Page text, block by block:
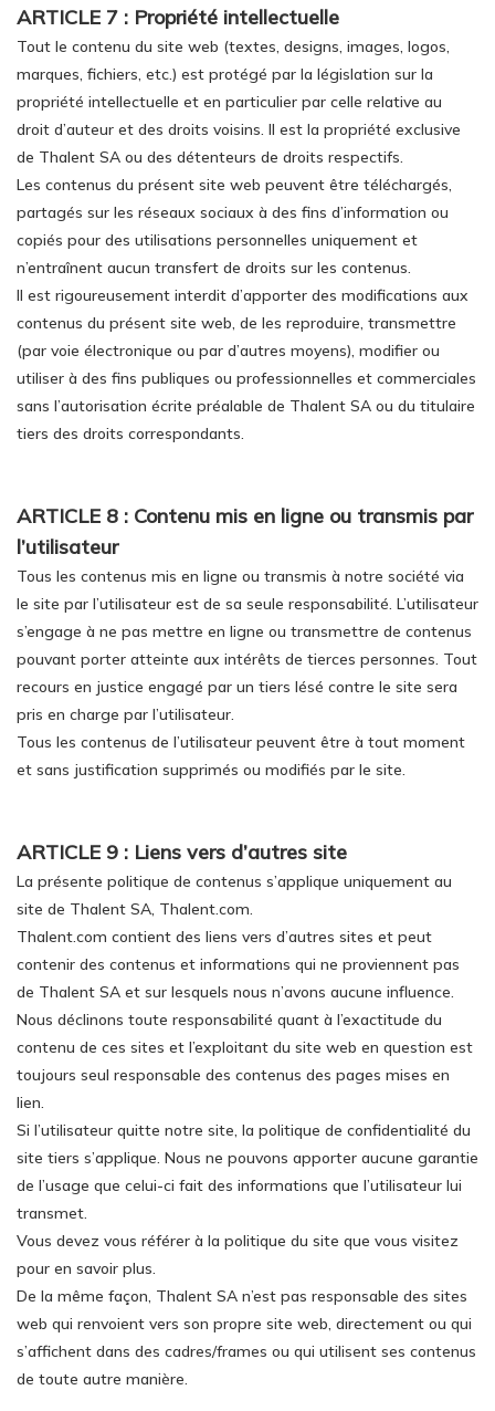
ARTICLE 7 : Propriété intellectuelle
Tout le contenu du site web (textes, designs, images, logos,
marques, fichiers, etc.) est protégé par la législation sur la
propriété intellectuelle et en particulier par celle relative au
droit d’auteur et des droits voisins. Il est la propriété exclusive
de Thalent SA ou des détenteurs de droits respectifs.
Les contenus du présent site web peuvent être téléchargés,
partagés sur les réseaux sociaux à des fins d’information ou
copiés pour des utilisations personnelles uniquement et
n’entraînent aucun transfert de droits sur les contenus.
Il est rigoureusement interdit d’apporter des modifications aux
contenus du présent site web, de les reproduire, transmettre
(par voie électronique ou par d’autres moyens), modifier ou
utiliser à des fins publiques ou professionnelles et commerciales
sans l’autorisation écrite préalable de Thalent SA ou du titulaire
tiers des droits correspondants.
ARTICLE 8 : Contenu mis en ligne ou transmis par
l’utilisateur
Tous les contenus mis en ligne ou transmis à notre société via
le site par l’utilisateur est de sa seule responsabilité. L’utilisateur
s’engage à ne pas mettre en ligne ou transmettre de contenus
pouvant porter atteinte aux intérêts de tierces personnes. Tout
recours en justice engagé par un tiers lésé contre le site sera
pris en charge par l’utilisateur.
Tous les contenus de l’utilisateur peuvent être à tout moment
et sans justification supprimés ou modifiés par le site.
ARTICLE 9 : Liens vers d’autres site
La présente politique de contenus s’applique uniquement au
site de Thalent SA, Thalent.com.
Thalent.com contient des liens vers d’autres sites et peut
contenir des contenus et informations qui ne proviennent pas
de Thalent SA et sur lesquels nous n’avons aucune influence.
Nous déclinons toute responsabilité quant à l’exactitude du
contenu de ces sites et l’exploitant du site web en question est
toujours seul responsable des contenus des pages mises en
lien.
Si l’utilisateur quitte notre site, la politique de confidentialité du
site tiers s’applique. Nous ne pouvons apporter aucune garantie
de l’usage que celui-ci fait des informations que l’utilisateur lui
transmet.
Vous devez vous référer à la politique du site que vous visitez
pour en savoir plus.
De la même façon, Thalent SA n’est pas responsable des sites
web qui renvoient vers son propre site web, directement ou qui
s’affichent dans des cadres/frames ou qui utilisent ses contenus
de toute autre manière.